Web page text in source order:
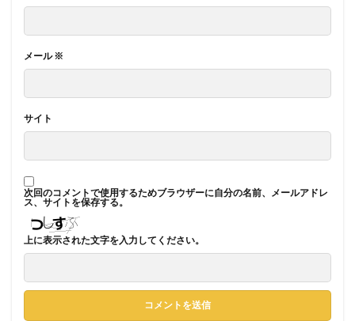
メール※
サイト
次回のコメントで使用するためブラウザーに自分の名前、メールアドレ
ス、サイトを保存する。
上に表示された文字を入力してください。